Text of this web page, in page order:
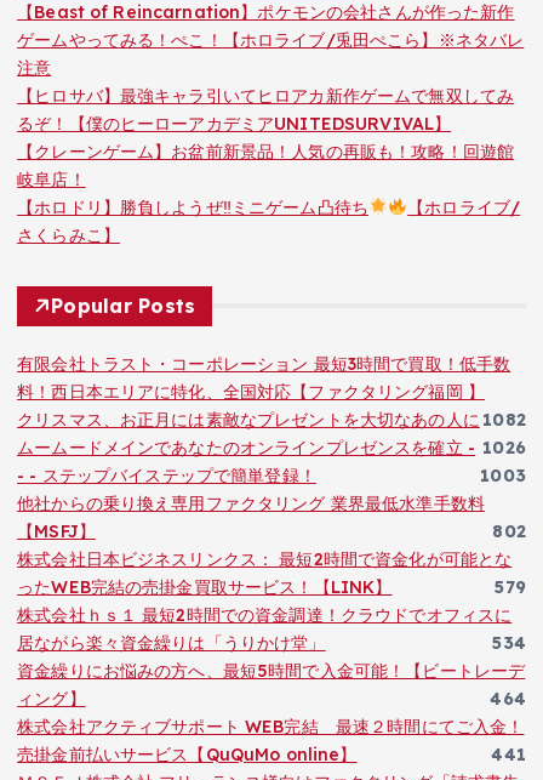
【Beast of Reincarnation】ポケモンの会社さんが作った新作
ゲームやってみる！ぺこ！【ホロライブ/兎田ぺこら】※ネタバレ
注意
【ヒロサバ】最強キャラ引いてヒロアカ新作ゲームで無双してみ
るぞ！【僕のヒーローアカデミアUNITEDSURVIVAL】
【クレーンゲーム】お盆前新景品！人気の再販も！攻略！回遊館
岐阜店！
【ホロドリ】勝負しようぜ‼ミニゲーム凸待ち
【ホロライブ/
さくらみこ】
Popular Posts
有限会社トラスト・コーポレーション 最短3時間で買取！低手数
料！西日本エリアに特化、全国対応【ファクタリング福岡 】
1082
クリスマス、お正月には素敵なプレゼントを大切なあの人に
1026
ムームードメインであなたのオンラインプレゼンスを確立 -
- - ステップバイステップで簡単登録！
1003
他社からの乗り換え専用ファクタリング 業界最低水準手数料
【MSFJ】
802
株式会社日本ビジネスリンクス： 最短2時間で資金化が可能とな
ったWEB完結の売掛金買取サービス！【LINK】
579
株式会社ｈｓ１ 最短2時間での資金調達！クラウドでオフィスに
居ながら楽々資金繰りは「うりかけ堂」
534
資金繰りにお悩みの方へ、最短5時間で入金可能！【ビートレーデ
ィング】
464
株式会社アクティブサポート WEB完結 最速２時間にてご入金！
売掛金前払いサービス【QuQuMo online】
441